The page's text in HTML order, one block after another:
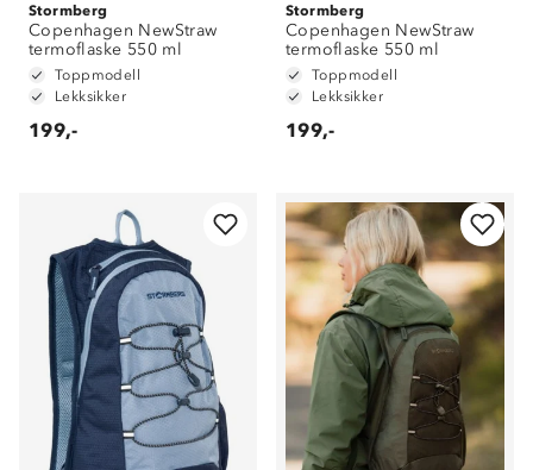
Stormberg
Copenhagen NewStraw
termoflaske 550 ml
Toppmodell
Lekksikker
199,-
Stormberg
Copenhagen NewStraw
termoflaske 550 ml
Toppmodell
Lekksikker
199,-